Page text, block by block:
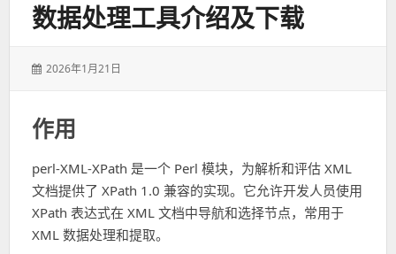
数据处理工具介绍及下载
发
2026年1月21日
作用
perl-XML-XPath 是一个 Perl 模块，为解析和评估 XML
文档提供了 XPath 1.0 兼容的实现。它允许开发人员使用
XPath 表达式在 XML 文档中导航和选择节点，常用于
XML 数据处理和提取。